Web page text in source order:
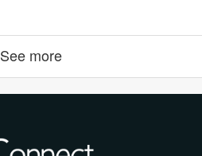
See more